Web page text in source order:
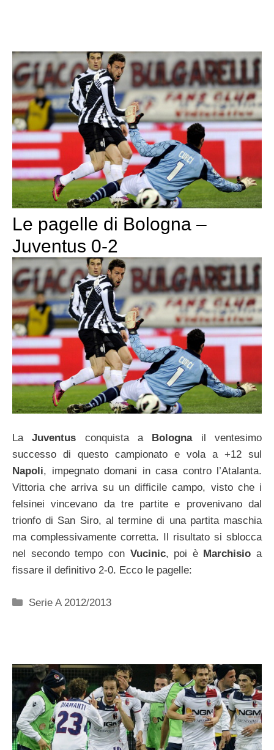
Le pagelle di Bologna –
Juventus 0-2
LaJuventus conquista a Bolognail ventesimo
successo di questo campionato e vola a +12 sul
Napoli, impegnato domani in casa contro l’Atalanta.
Vittoria che arriva su un difficile campo, visto che i
felsinei vincevano da tre partite e provenivano dal
trionfo di San Siro, al termine di una partita maschia
ma complessivamente corretta. Il risultato si sblocca
nel secondo tempo con Vucinic, poi è Marchisio a
fissare il definitivo 2-0. Ecco le pagelle:
Categorie
Serie A 2012/2013